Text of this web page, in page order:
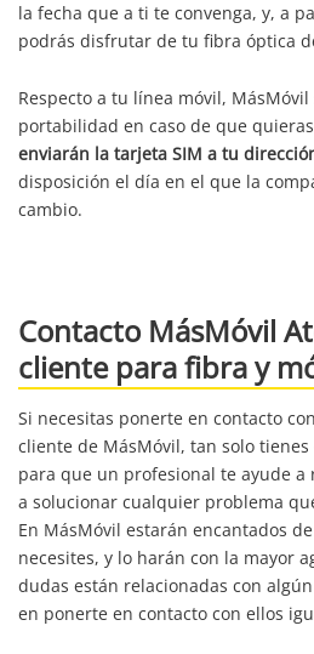
la fecha que a ti te convenga, y, a
podrás disfrutar de tu fibra óptica
Respecto a tu línea móvil,
portabilidad en caso de que
enviarán la tarjeta SIM a tu
disposición el día en el que la
cambio.
Contacto MásMóvil
cliente para fibra y
Si necesitas ponerte en contacto
cliente de MásMóvil, tan solo
para que un profesional te ayude a
a solucionar cualquier problema
En MásMóvil estarán encantados
necesites, y lo harán con la mayor
dudas están relacionadas con
en ponerte en contacto con ellos